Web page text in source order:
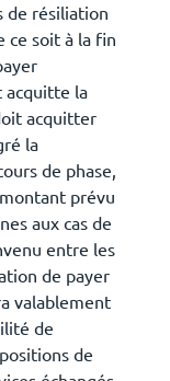
de résiliation
ce soit à la fin
acquitte la
acquitter
la
de phase,
prévu
aux cas de
entre les
de payer
valablement
de
de